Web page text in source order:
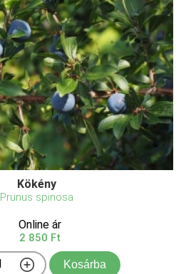
Kökény
Prunus spinosa
Online ár
2 850 Ft
Kosárba